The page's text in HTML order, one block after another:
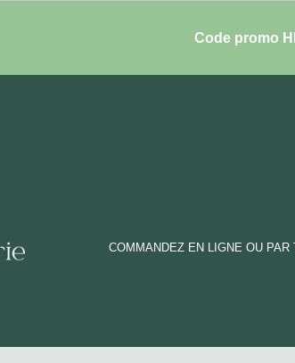
Code promo
COMMANDEZ EN LIGNE OU PAR